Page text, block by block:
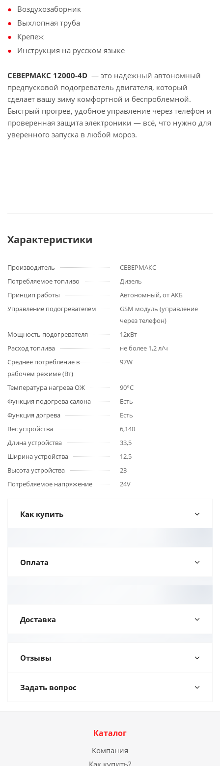
Воздухозаборник
Выхлопная труба
Крепеж
Инструкция на русском языке
СЕВЕРМАКС 12000-4D — это надежный автономный
предпусковой подогреватель двигателя, который
сделает вашу зиму комфортной и беспроблемной.
Быстрый прогрев, удобное управление через телефон и
проверенная защита электроники — всё, что нужно для
уверенного запуска в любой мороз.
Характеристики
Производитель
СЕВЕРМАКС
Потребляемое топливо
Дизель
Принцип работы
Автономный, от АКБ
Управление подогревателем
GSM модуль (управление
через телефон)
Мощность подогревателя
12кВт
Расход топлива
не более 1,2 л/ч
Среднее потребление в
рабочем режиме (Вт)
97W
Температура нагрева ОЖ
90°C
Функция подогрева салона
Есть
Функция догрева
Есть
Вес устройства
6,140
Длина устройства
33,5
Ширина устройства
12,5
Высота устройства
23
Потребляемое напряжение
24V
Как купить
Оплата
Доставка
Отзывы
Задать вопрос
Каталог
Компания
Как купить?